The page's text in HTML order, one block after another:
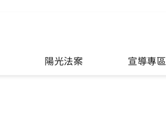
陽光法案 宣導專區